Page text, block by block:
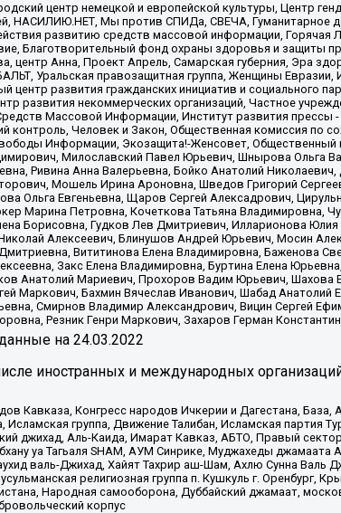
центр немецкой и европейской культуры, Центр
НАСИЛИЮ.НЕТ, Мы против СПИДа, СВЕЧА, Гуманитарное
развитию средств массовой информации, Горячая
Благотворительный фонд охраны здоровья и защиты
центр Анна, Проект Апрель, Самарская губерния, Эра
Уральская правозащитная группа, Женщины Евразии,
развития гражданских инициатив и социального
некоммерческих организаций, Частное
Массовой Информации, Институт развития прессы
Человек и Закон, Общественная комиссия по
Информации, Экозащита!-Женсовет, Общественный
Милославский Павел Юрьевич, Шнырова Ольга
Ривина Анна Валерьевна, Бойко Анатолий
Мошель Ирина Ароновна, Шведов Григорий
Ольга Евгеньевна, Щаров Сергей Алексадрович,
Марина Петровна, Кочеткова Татьяна Владимировна,
Борисовна, Гудков Лев Дмитриевич, Илларионова
Алексеевич, Блинушов Андрей Юрьевич, Мосин
Вититинова Елена Владимировна, Баженова
Закс Елена Владимировна, Буртина Елена
Анатолий Мариевич, Прохоров Вадим Юрьевич, Шахова
Маркович, Бахмин Вячеслав Иванович, Шабад
Смирнов Владимир Александрович, Вицин Сергей
Резник Генри Маркович, Захаров Герман
на 24.03.2022
иностранных и международных
Конгресс народов Ичкерии и Дагестана, База,
группа, Движение Талибан, Исламская
джихад, Аль-Каида, Имарат Кавказ, АБТО, Правый
уа Тагьаля SHAM, АУМ Синрике, Муджахеды джамаата
валь-Джихад, Хайят Тахрир аш-Шам, Ахлю Сунна Валь
религиозная группа п. Кушкуль г. Оренбург,
Народная самооборона, Дуббайский джамаат,
корпус